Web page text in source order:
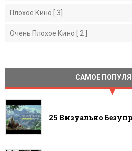
Плохое Кино [ 3]
Очень Плохое Кино [ 2 ]
САМОЕ
25 Визуально